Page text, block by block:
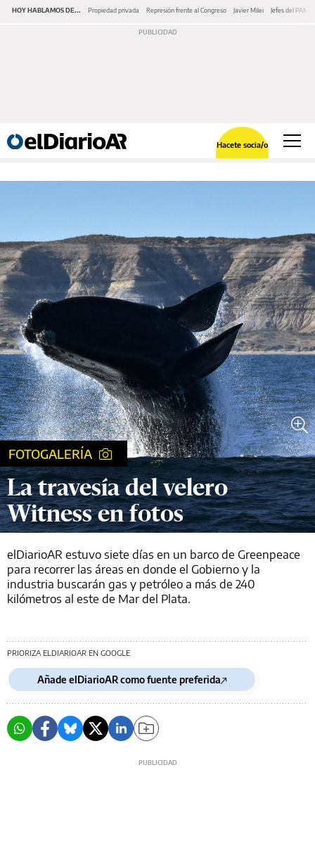
HOY HABLAMOS DE... Propiedad privada Represión frente al Congreso Javier Milei Jefes del PAMI
Hacete socia/o
FOTOGALERÍA
La travesía del velero
Witness en fotos
elDiarioAR estuvo siete días en un barco de Greenpeace
para recorrer las áreas en donde el Gobierno y la
industria buscarán gas y petróleo a más de 240
kilómetros al este de Mar del Plata.
PRIORIZA ELDIARIOAR EN GOOGLE
Añade elDiarioAR como fuente preferida